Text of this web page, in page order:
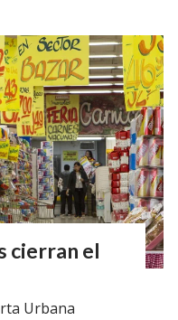
cierran el
Urbana